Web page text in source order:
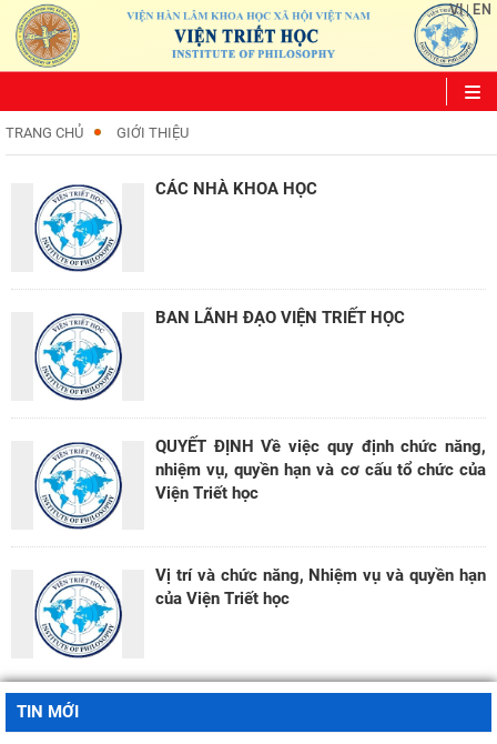
VI| EN
TRANG CHỦ GIỚI THIỆU
CÁC NHÀ KHOA HỌC
BAN LÃNH ĐẠO VIỆN TRIẾT HỌC
QUYẾT ĐỊNH Về việc quy định chức năng,
nhiệm vụ, quyền hạn và cơ cấu tổ chức của
Viện Triết học
Vị trí và chức năng, Nhiệm vụ và quyền hạn
của Viện Triết học
TIN MỚI
Rosa Luxemburg về dân chủ: giá trị
07/08/2026
Quan điểm của Chủ tịch Hồ Chí Minh về lợi ích, nguyên tắc, bản chất,
cách tổ chức và quản lý của
Kế hoạch hành động 100 ngày tập trung xử lý các điểm nghẽn về
chuyển đổi số trong các cơ quan Đảng
06/08/2026
Hội thảo khoa học quốc tế: “Nền kinh tế độc lập, tự chủ: Sáng kiến của
Cộng hòa Dân chủ Nhân dân
05/08/2026
Chủ tịch Viện Hàn lâm Khoa học xã hội Việt Nam thăm và làm việc tại
Viện Khoa học Kinh tế và Xã hội
04/08/2026